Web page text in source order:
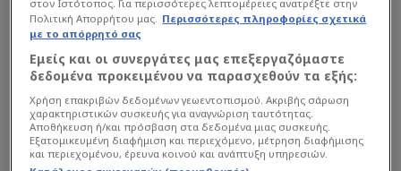
στον Ιστότοπος. Για περισσότερες λεπτομέρειες ανατρέξτε στην
Πολιτική Απορρήτου μας. Περισσότερες πληροφορίες σχετικά
με το απόρρητό σας
Εμείς και οι συνεργάτες μας επεξεργαζόμαστε
δεδομένα προκειμένου να παρασχεθούν τα εξής:
Χρήση επακριβών δεδομένων γεωεντοπισμού. Ακριβής σάρωση
χαρακτηριστικών συσκευής για αναγνώριση ταυτότητας.
Αποθήκευση ή/και πρόσβαση στα δεδομένα μιας συσκευής.
Εξατομικευμένη διαφήμιση και περιεχόμενο, μέτρηση διαφήμισης
και περιεχομένου, έρευνα κοινού και ανάπτυξη υπηρεσιών.